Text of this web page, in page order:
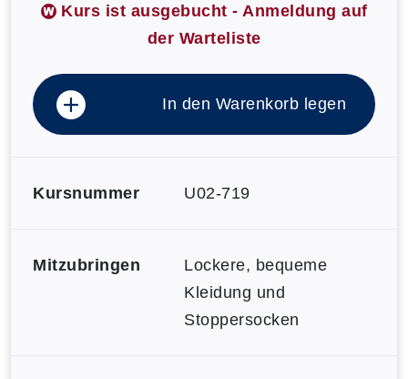
Kurs ist ausgebucht - Anmeldung auf
der Warteliste
In den Warenkorb legen
Kursnummer U02-719
Mitzubringen
Lockere, bequeme
Kleidung und
Stoppersocken